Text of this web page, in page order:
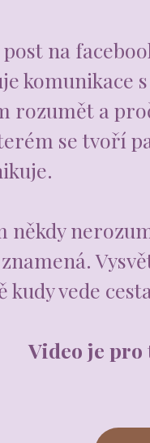
na
komunikace
rozumět a
se tvoří
někdy
kudy vede
Video je pro